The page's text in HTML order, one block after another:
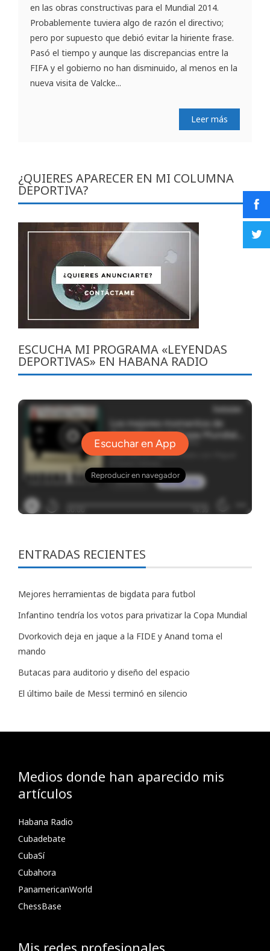
en las obras constructivas para el Mundial 2014.
Probablemente tuviera algo de razón el directivo;
pero por supuesto que debió evitar la hiriente frase.
Pasó el tiempo y aunque las discrepancias entre la
FIFA y el gobierno no han disminuido, al menos en la
nueva visita de Valcke...
Leer más
¿QUIERES APARECER EN MI COLUMNA
DEPORTIVA?
ESCUCHA MI PROGRAMA «LEYENDAS
DEPORTIVAS» EN HABANA RADIO
ENTRADAS RECIENTES
Mejores herramientas de bigdata para futbol
Infantino tendría los votos para privatizar la Copa Mundial
Dvorkovich deja en jaque a la FIDE y Anand toma el
mando
Butacas para auditorio y diseño del espacio
El último baile de Messi terminó en silencio
Medios donde han aparecido mis
artículos
Habana Radio
Cubadebate
CubaSí
Cubahora
PanamericanWorld
ChessBase
Mis redes profesionales